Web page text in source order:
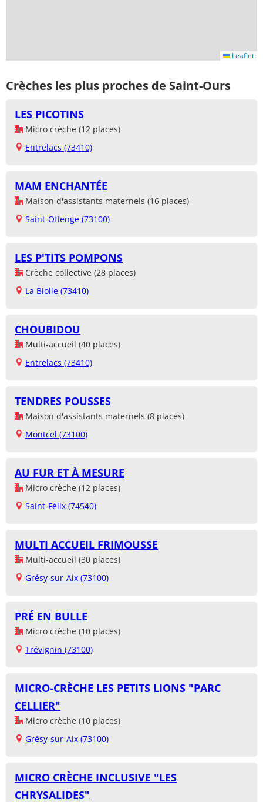
Leaflet
Crèches les plus proches de Saint-Ours
LES PICOTINS
Micro crèche (12 places)
Entrelacs (73410)
MAM ENCHANTÉE
Maison d'assistants maternels (16 places)
Saint-Offenge (73100)
LES P'TITS POMPONS
Crèche collective (28 places)
La Biolle (73410)
CHOUBIDOU
Multi-accueil (40 places)
Entrelacs (73410)
TENDRES POUSSES
Maison d'assistants maternels (8 places)
Montcel (73100)
AU FUR ET À MESURE
Micro crèche (12 places)
Saint-Félix (74540)
MULTI ACCUEIL FRIMOUSSE
Multi-accueil (30 places)
Grésy-sur-Aix (73100)
PRÉ EN BULLE
Micro crèche (10 places)
Trévignin (73100)
MICRO-CRÈCHE LES PETITS LIONS "PARC
CELLIER"
Micro crèche (10 places)
Grésy-sur-Aix (73100)
MICRO CRÈCHE INCLUSIVE "LES
CHRYSALIDES"